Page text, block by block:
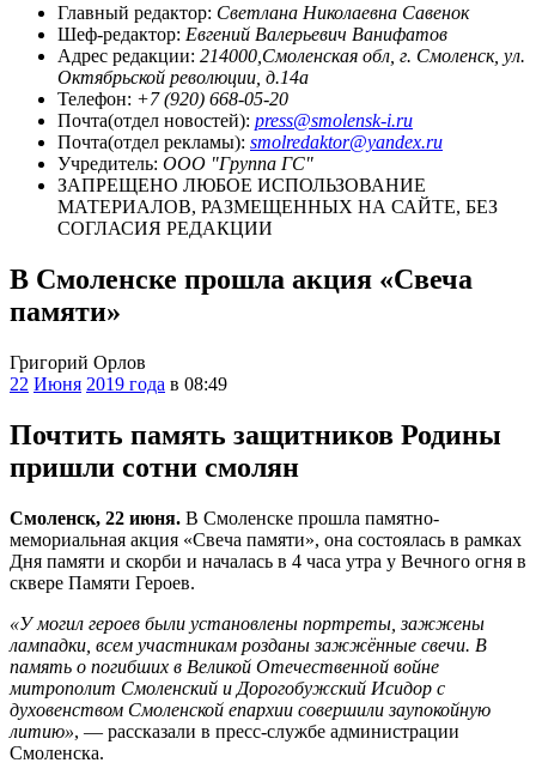
Главный редактор: Светлана Николаевна Савенок
Шеф-редактор: Евгений Валерьевич Ванифатов
Адрес редакции: 214000,Смоленская обл, г. Смоленск, ул.
Октябрьской революции, д.14а
Телефон: +7 (920) 668-05-20
Почта(отдел новостей): press@smolensk-i.ru
Почта(отдел рекламы): smolredaktor@yandex.ru
Учредитель: ООО "Группа ГС"
ЗАПРЕЩЕНО ЛЮБОЕ ИСПОЛЬЗОВАНИЕ
МАТЕРИАЛОВ, РАЗМЕЩЕННЫХ НА САЙТЕ, БЕЗ
СОГЛАСИЯ РЕДАКЦИИ
В Смоленске прошла акция «Свеча
памяти»
Григорий Орлов
22 Июня 2019 года в 08:49
Почтить память защитников Родины
пришли сотни смолян
Смоленск, 22 июня. В Смоленске прошла памятно-
мемориальная акция «Свеча памяти», она состоялась в рамках
Дня памяти и скорби и началась в 4 часа утра у Вечного огня в
сквере Памяти Героев.
«У могил героев были установлены портреты, зажжены
лампадки, всем участникам розданы зажжённые свечи. В
память о погибших в Великой Отечественной войне
митрополит Смоленский и Дорогобужский Исидор с
духовенством Смоленской епархии совершили заупокойную
литию», — рассказали в пресс-службе администрации
Смоленска.